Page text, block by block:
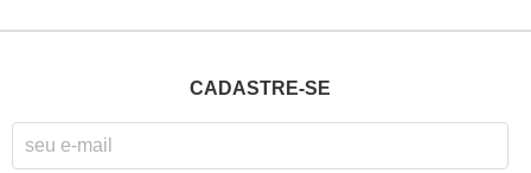
CADASTRE-SE